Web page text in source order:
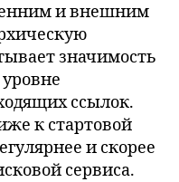
и внешним
значимость
ссылок.
к стартовой
и скорее
сервиса.